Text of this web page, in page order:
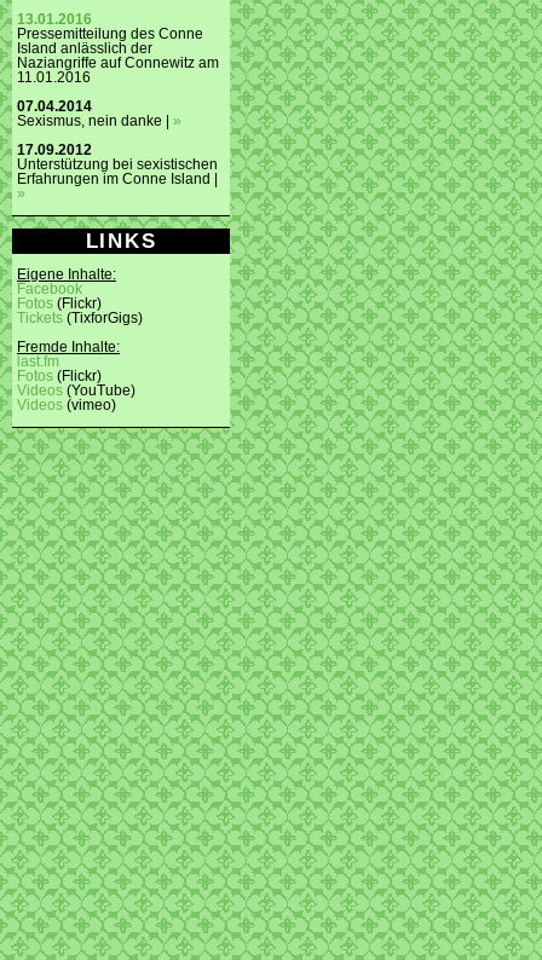
13.01.2016
Pressemitteilung des Conne
Island anlässlich der
Naziangriffe auf Connewitz am
11.01.2016
07.04.2014
Sexismus, nein danke | »
17.09.2012
Unterstützung bei sexistischen
Erfahrungen im Conne Island |
»
LINKS
Eigene Inhalte:
Facebook
Fotos (Flickr)
Tickets (TixforGigs)
Fremde Inhalte:
last.fm
Fotos (Flickr)
Videos (YouTube)
Videos (vimeo)